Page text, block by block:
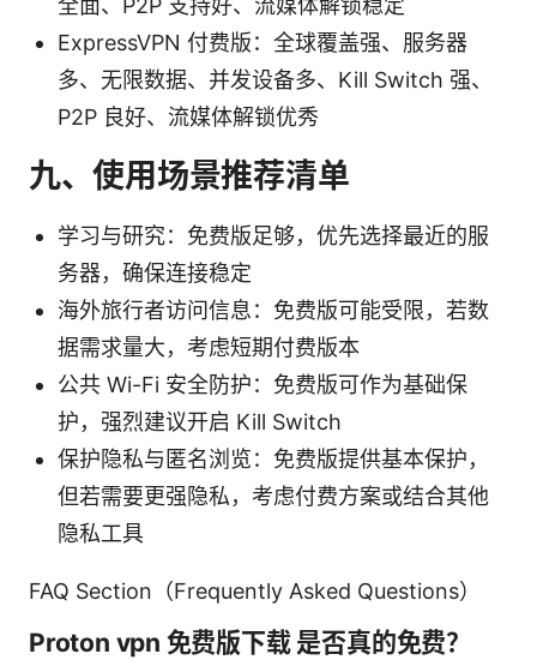
ExpressVPN 付费版：全球覆盖强、服务器
多、无限数据、并发设备多、Kill Switch 强、
P2P 良好、流媒体解锁优秀
九、使用场景推荐清单
学习与研究：免费版足够，优先选择最近的服
务器，确保连接稳定
海外旅行者访问信息：免费版可能受限，若数
据需求量大，考虑短期付费版本
公共 Wi-Fi 安全防护：免费版可作为基础保
护，强烈建议开启 Kill Switch
保护隐私与匿名浏览：免费版提供基本保护，
但若需要更强隐私，考虑付费方案或结合其他
隐私工具
FAQ Section（Frequently Asked Questions）
Proton vpn 免费版下载 是否真的免费？